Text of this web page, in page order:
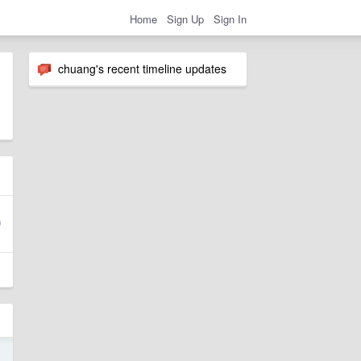
Home Sign Up Sign In
chuang's recent timeline updates